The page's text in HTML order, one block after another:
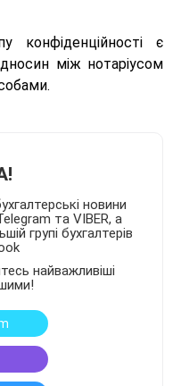
конфіденційності є
між нотаріусом
новини
та VIBER, а
групі бухгалтерів
найважливіші